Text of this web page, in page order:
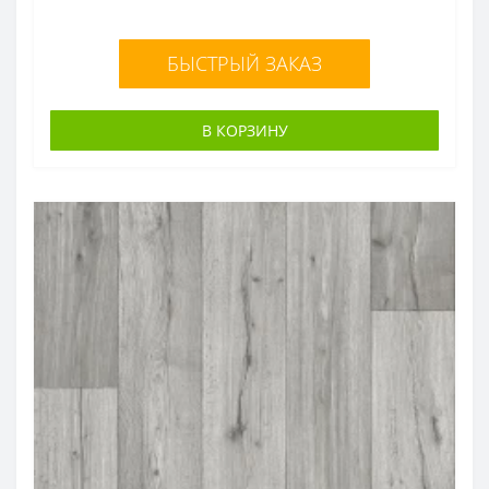
БЫСТРЫЙ ЗАКАЗ
В КОРЗИНУ